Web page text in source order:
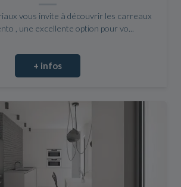
vous invite à découvrir les carreaux
, une excellente option pour vo...
+ infos